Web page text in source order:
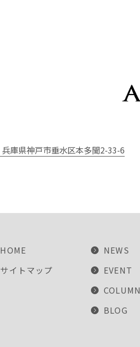
兵庫県神戸市垂水区本多聞2-33-6
HOME
サイトマップ
NEWS
EVENT
COLUMN
BLOG